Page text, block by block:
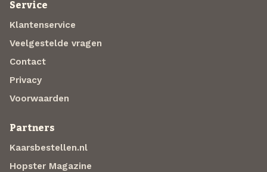
Service
Klantenservice
Veelgestelde vragen
Contact
Privacy
Voorwaarden
Partners
Kaarsbestellen.nl
Hopster Magazine